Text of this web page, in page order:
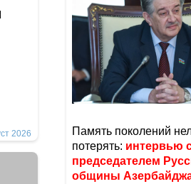
2026
Память поколений
потерять: интервью
председателем
общины